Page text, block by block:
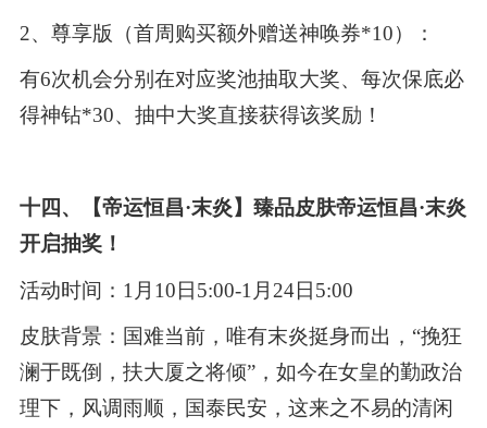
2、尊享版（首周购买额外赠送神唤券*10）：
有6次机会分别在对应奖池抽取大奖、每次保底必
得神钻*30、抽中大奖直接获得该奖励！
十四、【帝运恒昌·末炎】臻品皮肤帝运恒昌·末炎
开启抽奖！
活动时间：1月10日5:00-1月24日5:00
皮肤背景：国难当前，唯有末炎挺身而出，“挽狂
澜于既倒，扶大厦之将倾”，如今在女皇的勤政治
理下，风调雨顺，国泰民安，这来之不易的清闲